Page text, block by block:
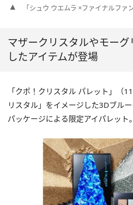
「シュウ ウエムラ ×ファイナルファ
マザークリスタルやモー
したアイテムが登場
「クポ！クリスタル パレット」（
リスタル」をイメージした3Dブル
パッケージによる限定アイパレット。